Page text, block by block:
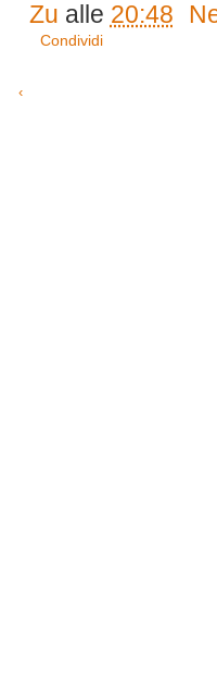
Zu alle 20:48
Condividi
‹